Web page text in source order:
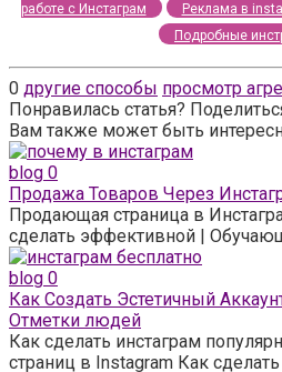
работе с Инстаграм
Реклама в
Подробные
0 другие способы просмотр
Понравилась статья?
Вам также может быть
blog 0
Продажа Товаров Через
Продающая страница в
сделать эффективной |
blog 0
Как Создать Эстетичный
Отметки людей
Как сделать инстаграм
страниц в Instagram Как